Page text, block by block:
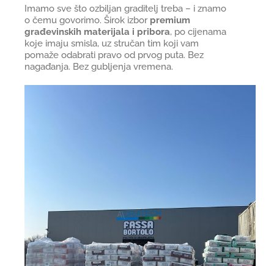
WEB SHOP
Imamo sve što ozbiljan graditelj treba – i znamo
o čemu govorimo. Širok izbor premium
građevinskih materijala i pribora, po cijenama
koje imaju smisla, uz stručan tim koji vam
pomaže odabrati pravo od prvog puta. Bez
nagađanja. Bez gubljenja vremena.